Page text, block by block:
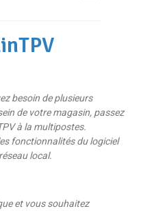
besoin de plusieurs
de votre magasin, passez
à la multipostes.
fonctionnalités du logiciel
local.
et vous souhaitez